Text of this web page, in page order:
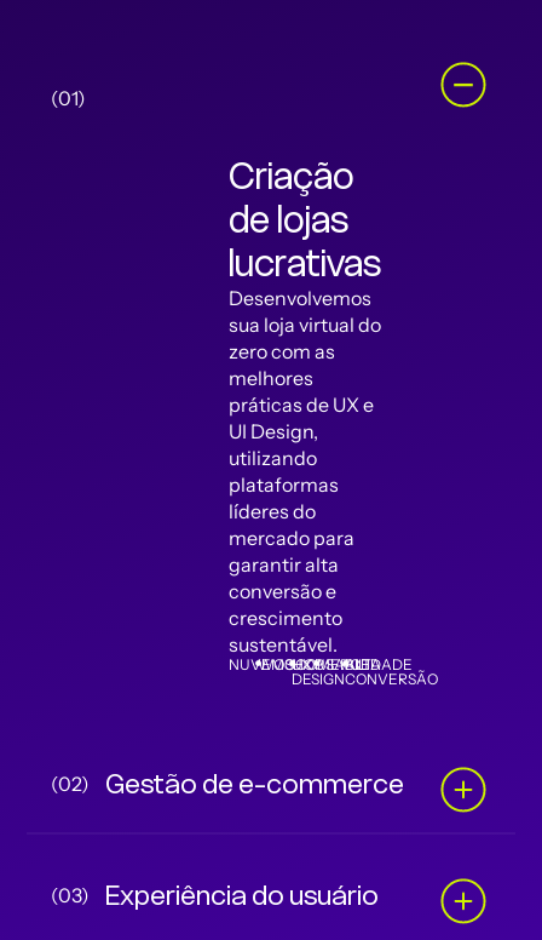
(01)
Criação
de lojas
lucrativas
Desenvolvemos
sua loja virtual do
zero com as
melhores
práticas de UX e
UI Design,
utilizando
plataformas
líderes do
mercado para
garantir alta
conversão e
crescimento
sustentável.
NUVEMSHOP
WOOCOMERCE
UX
DESIGN
USABILIDADE
ALTA
CONVERSÃO
(02) Gestão de e-commerce
(03) Experiência do usuário